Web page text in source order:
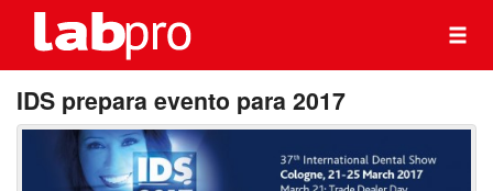
IDS prepara evento para 2017